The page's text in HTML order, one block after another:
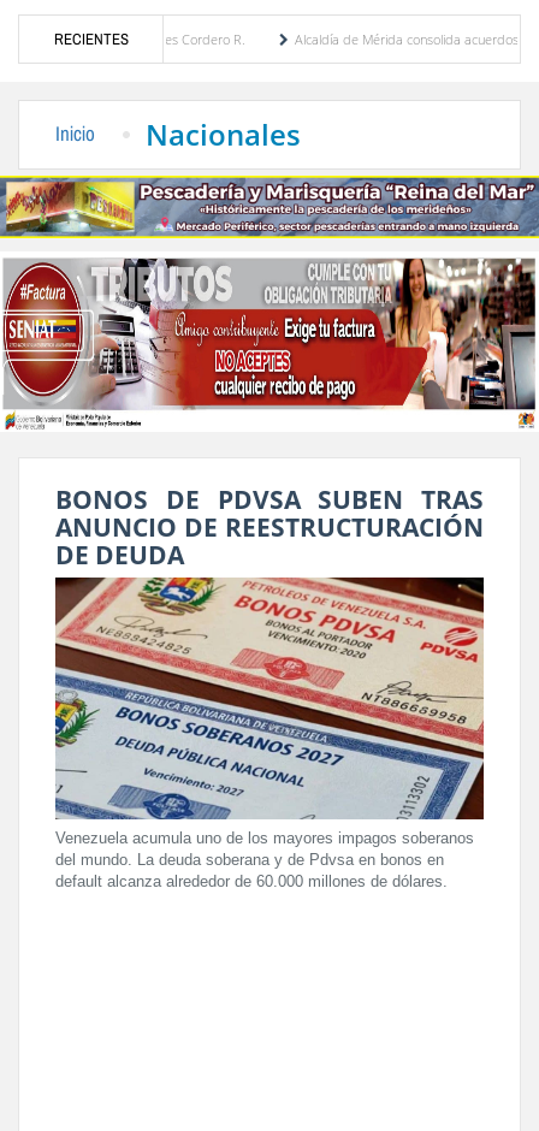
RECIENTES
Eugenia Febres Cordero R.
Alcaldía de Mérida consolida acuerdos con
Inicio Nacionales
BONOS DE PDVSA SUBEN TRAS
ANUNCIO DE REESTRUCTURACIÓN
DE DEUDA
Venezuela acumula uno de los mayores impagos soberanos
del mundo. La deuda soberana y de Pdvsa en bonos en
default alcanza alrededor de 60.000 millones de dólares.